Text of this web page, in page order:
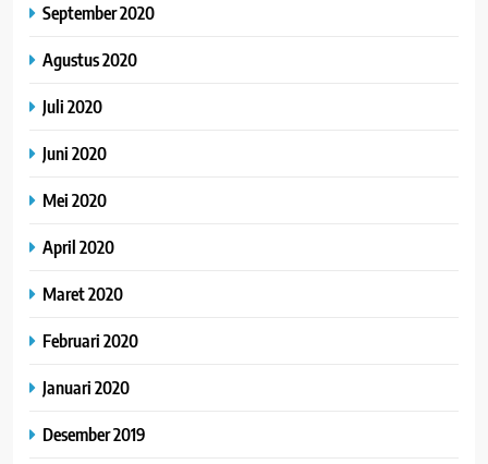
September 2020
Agustus 2020
Juli 2020
Juni 2020
Mei 2020
April 2020
Maret 2020
Februari 2020
Januari 2020
Desember 2019